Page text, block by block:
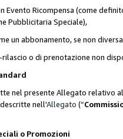
Evento Ricompensa (come
Pubblicitaria Speciale),
un abbonamento, se non
o di prenotazione non
nel presente Allegato relativo
nell'Allegato (“
o Promozioni